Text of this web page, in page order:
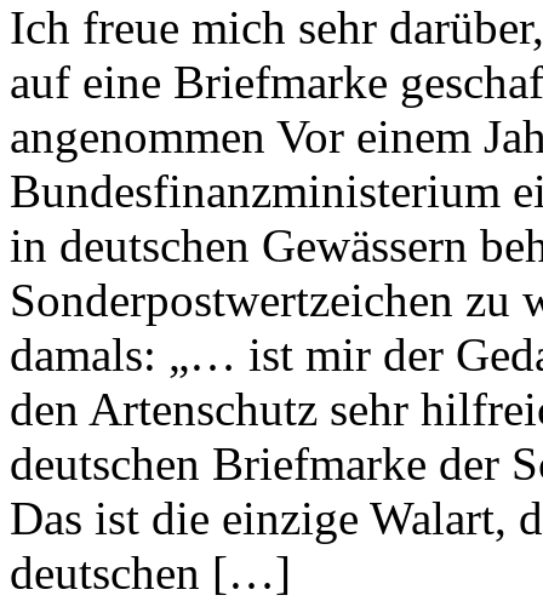
Ich freue mich sehr
auf eine Briefmarke
angenommen Vor einem
Bundesfinanzministerium
in deutschen Gewässern
Sonderpostwertzeichen zu
damals: „… ist mir der
den Artenschutz sehr
deutschen Briefmarke der
Das ist die einzige Walart,
deutschen […]